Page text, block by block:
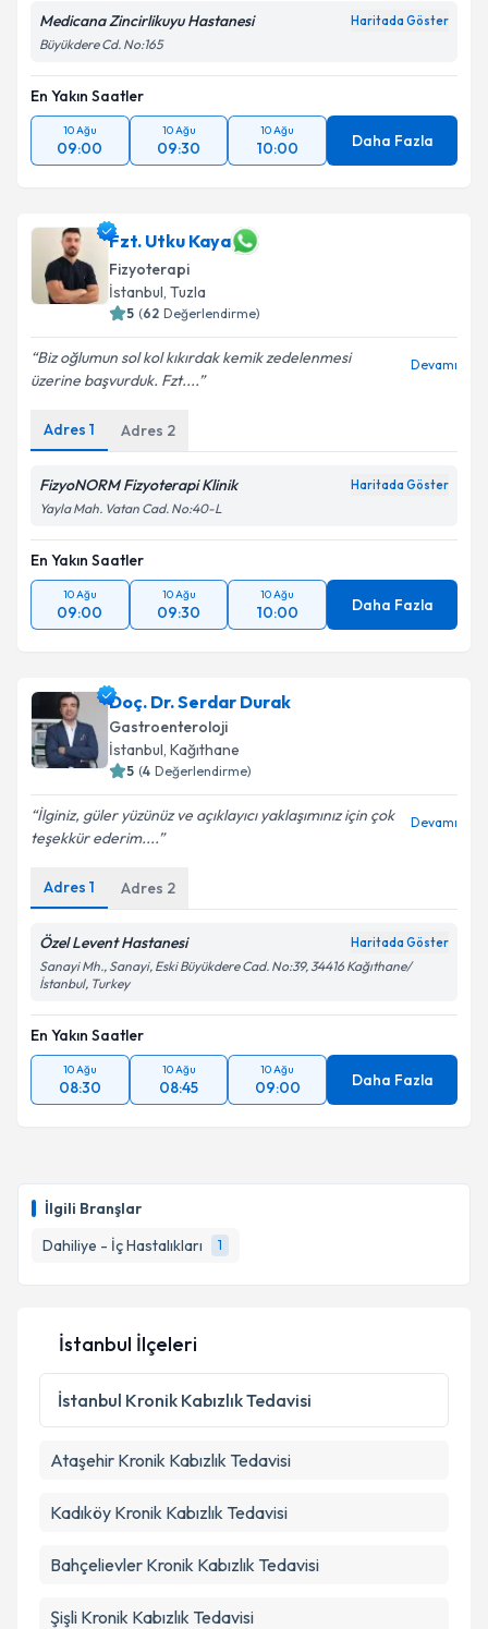
İlgili Branşlar
Dahiliye - İç Hastalıkları
1
Medicana Zincirlikuyu Hastanesi Haritada Göster
Büyükdere Cd. No:165
En Yakın Saatler
10 Ağu
09:00
10 Ağu
09:30
10 Ağu
10:00 Daha Fazla
Fzt. Utku Kaya
Fizyoterapi
İstanbul, Tuzla
5 (62 Değerlendirme)
Biz oğlumun sol kol kıkırdak kemik zedelenmesi
üzerine başvurduk. Fzt....
Devamı
Adres 1 Adres 2
FizyoNORM Fizyoterapi Klinik Haritada Göster
Yayla Mah. Vatan Cad. No:40-L
En Yakın Saatler
10 Ağu
09:00
10 Ağu
09:30
10 Ağu
10:00 Daha Fazla
Doç. Dr. Serdar Durak
Gastroenteroloji
İstanbul, Kağıthane
5 (4 Değerlendirme)
İlginiz, güler yüzünüz ve açıklayıcı yaklaşımınız için çok
teşekkür ederim....
Devamı
Adres 1 Adres 2
Özel Levent Hastanesi Haritada Göster
Sanayi Mh., Sanayi, Eski Büyükdere Cad. No:39, 34416 Kağıthane/
İstanbul, Turkey
En Yakın Saatler
10 Ağu
08:30
10 Ağu
08:45
10 Ağu
09:00 Daha Fazla
İstanbul İlçeleri
İstanbul Kronik Kabızlık Tedavisi
Ataşehir Kronik Kabızlık Tedavisi
Kadıköy Kronik Kabızlık Tedavisi
Bahçelievler Kronik Kabızlık Tedavisi
Şişli Kronik Kabızlık Tedavisi